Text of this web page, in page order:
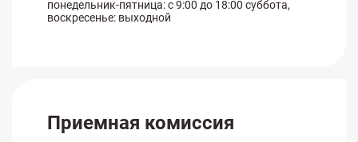
понедельник-пятница: с 9:00 до 18:00 суббота,
воскресенье: выходной
Приемная комиссия